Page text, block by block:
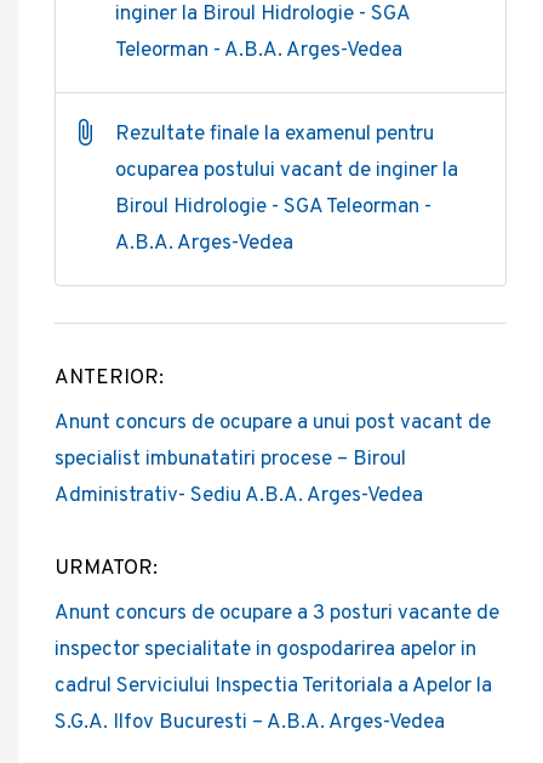
inginer la Biroul Hidrologie - SGA
Teleorman - A.B.A. Arges-Vedea
Rezultate finale la examenul pentru
ocuparea postului vacant de inginer la
Biroul Hidrologie - SGA Teleorman -
A.B.A. Arges-Vedea
Post
navigation
ANTERIOR:
Anunt concurs de ocupare a unui post vacant de
specialist imbunatatiri procese – Biroul
Administrativ- Sediu A.B.A. Arges-Vedea
URMATOR:
Anunt concurs de ocupare a 3 posturi vacante de
inspector specialitate in gospodarirea apelor in
cadrul Serviciului Inspectia Teritoriala a Apelor la
S.G.A. Ilfov Bucuresti – A.B.A. Arges-Vedea